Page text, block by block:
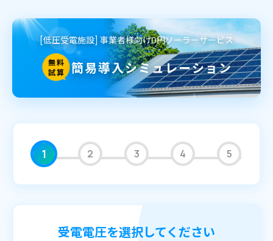
[低圧受電施設] 事業者様向け0円ソーラーサービス
簡易導入シミュレーション
1 2 3 4 5
受電電圧を選択してください